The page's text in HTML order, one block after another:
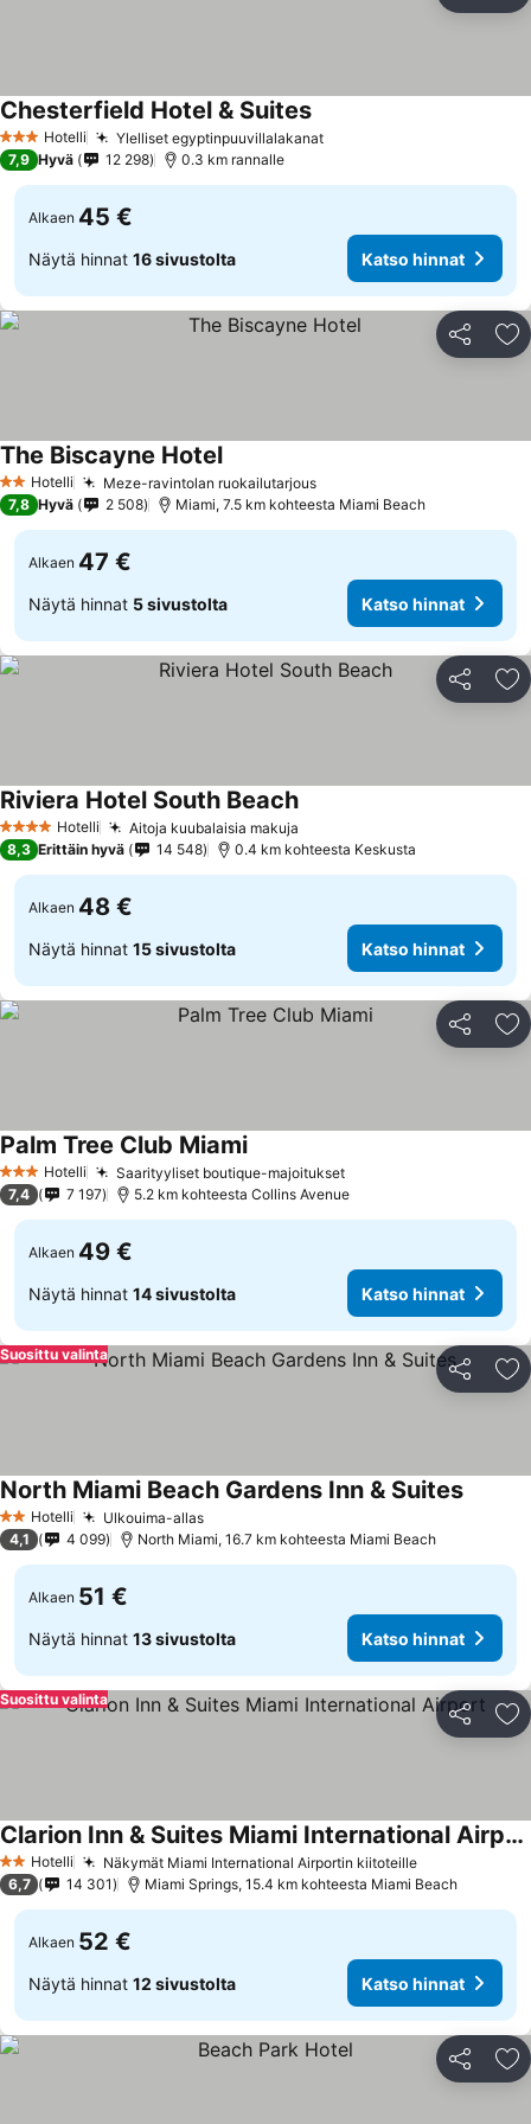
3 Tähtiluokitus
Hotelli Ylelliset egyptinpuuvillalakanatKatso hinnat
Chesterfield Hotel & SuitesKatso hinnat
7,9 Hyvä 12 298 0.3 km rannalle
Alkaen 45 €
Näytä hinnat 16 sivustolta Katso hinnat
Jaa
2 Tähtiluokitus
Hotelli Meze-ravintolan ruokailutarjousKatso hinnat
The Biscayne HotelKatso hinnat
7,8 Hyvä 2 508 Miami, 7.5 km kohteesta Miami Beach
Alkaen 47 €
Näytä hinnat 5 sivustolta Katso hinnat
Jaa
4 Tähtiluokitus
Hotelli Aitoja kuubalaisia makuja
Riviera Hotel South BeachKatso hinnat
8,3 Erittäin hyvä 14 548 0.4 km kohteesta Keskusta
Alkaen 48 €
Näytä hinnat 15 sivustolta Katso hinnat
Jaa
3 Tähtiluokitus
Hotelli Saarityyliset boutique-majoituksetKatso hinnat
Palm Tree Club MiamiKatso hinnat
7,4 7 197 5.2 km kohteesta Collins Avenue
Alkaen 49 €
Näytä hinnat 14 sivustolta Katso hinnat
Jaa
Suosittu valinta
2 Tähtiluokitus
Hotelli Ulkouima-allasKatso hinnat
North Miami Beach Gardens Inn & SuitesKatso
4,1 4 099 North Miami, 16.7 km kohteesta Miami Beach
Alkaen 51 €
Näytä hinnat 13 sivustolta Katso hinnat
Jaa
Suosittu valinta
2 Tähtiluokitus
Hotelli Näkymät Miami International Airportin kiitoteilleKatso hinnat
Clarion Inn & Suites Miami International Airport
Katso hinnat
6,7 14 301 Miami Springs, 15.4 km kohteesta Miami Beach
Alkaen 52 €
Näytä hinnat 12 sivustolta Katso hinnat
Jaa